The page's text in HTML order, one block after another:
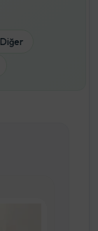
Diğer